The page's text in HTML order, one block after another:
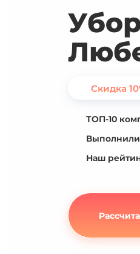
Скидка
ТОП-10
Выполнили
Наш